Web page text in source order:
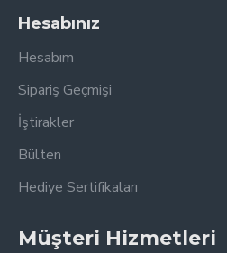
Hesabınız
Hesabım
Sipariş Geçmişi
İştirakler
Bülten
Hediye Sertifikaları
Müşteri Hizmetleri